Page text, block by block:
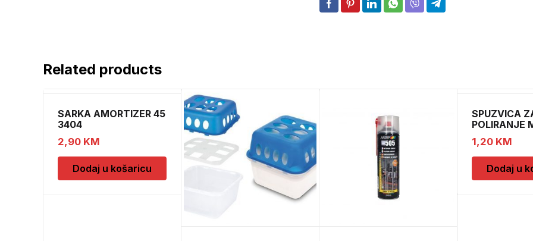
Related products
SARKA AMORTIZER 45
3404
2,90 KM
Dodaj u košaricu
SPUZVICA
POLIRANJE
1,20 KM
Dodaj u